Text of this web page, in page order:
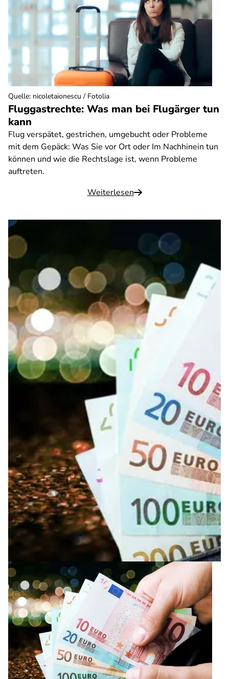
Fluggastrechte: Was man bei Flugärger tun
kann
Flug verspätet, gestrichen, umgebucht oder Probleme
mit dem Gepäck: Was Sie vor Ort oder Im Nachhinein tun
können und wie die Rechtslage ist, wenn Probleme
auftreten.
Weiterlesen
Quelle: nicoletaionescu / Fotolia